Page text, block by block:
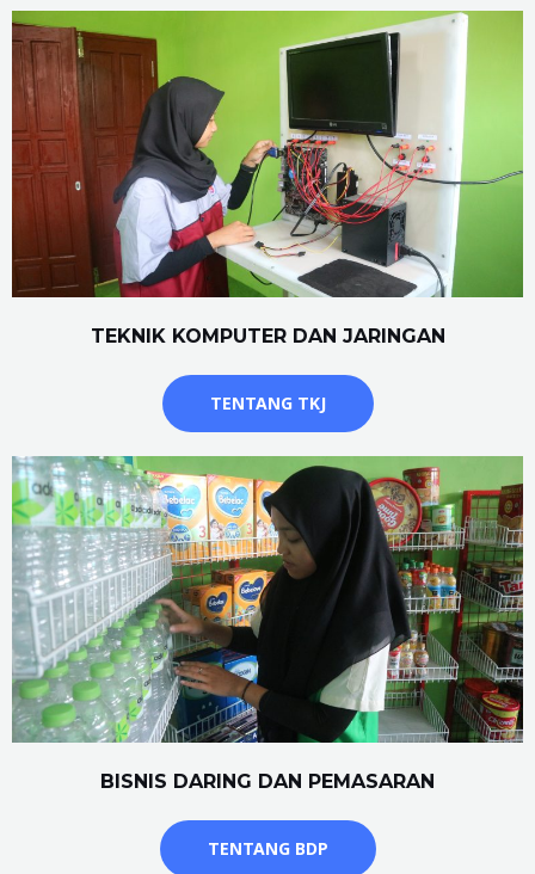
TEKNIK KOMPUTER DAN JARINGAN
TENTANG TKJ
BISNIS DARING DAN PEMASARAN
TENTANG BDP